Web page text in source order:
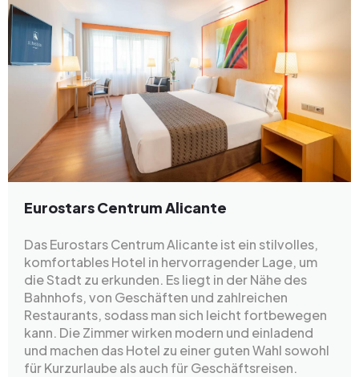
Eurostars Centrum Alicante
Das Eurostars Centrum Alicante ist ein stilvolles,
komfortables Hotel in hervorragender Lage, um
die Stadt zu erkunden. Es liegt in der Nähe des
Bahnhofs, von Geschäften und zahlreichen
Restaurants, sodass man sich leicht fortbewegen
kann. Die Zimmer wirken modern und einladend
und machen das Hotel zu einer guten Wahl sowohl
für Kurzurlaube als auch für Geschäftsreisen.